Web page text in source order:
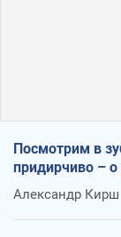
Посмотрим в
придирчиво –
Александр Кирш